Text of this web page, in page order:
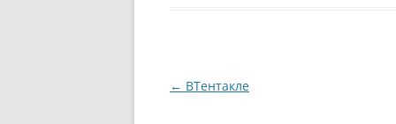
Post
← ВТентакле